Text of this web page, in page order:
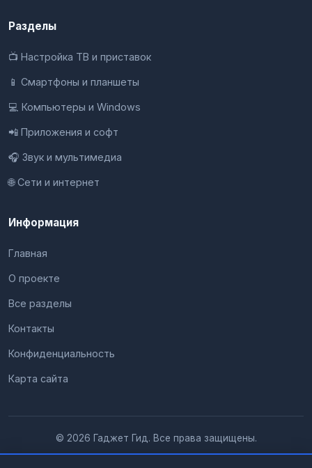
Разделы
📺 Настройка ТВ и приставок
📱 Смартфоны и планшеты
💻 Компьютеры и Windows
📲 Приложения и софт
🎧 Звук и мультимедиа
🌐 Сети и интернет
Информация
Главная
О проекте
Все разделы
Контакты
Конфиденциальность
Карта сайта
© 2026 Гаджет Гид. Все права защищены.